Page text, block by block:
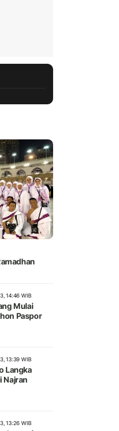
14:46 WIB
Mulai
Paspor
13:39 WIB
Langka
Najran
13:26 WIB